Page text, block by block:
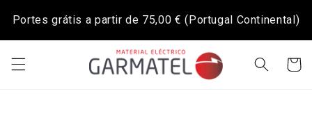
Portes grátis a partir de 75,00 € (Portugal Continental)
para o
conteúdo